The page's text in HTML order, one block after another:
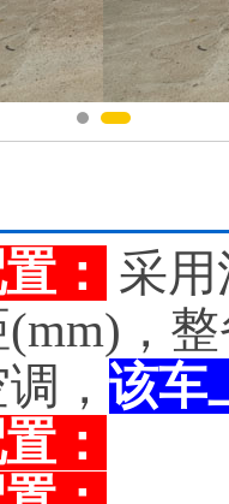
：
采
，
， 该车
：